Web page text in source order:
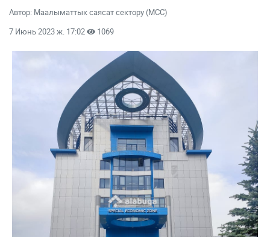
Автор: Маалыматтык саясат сектору (МСС)
7 Июнь 2023 ж. 17:02
1069